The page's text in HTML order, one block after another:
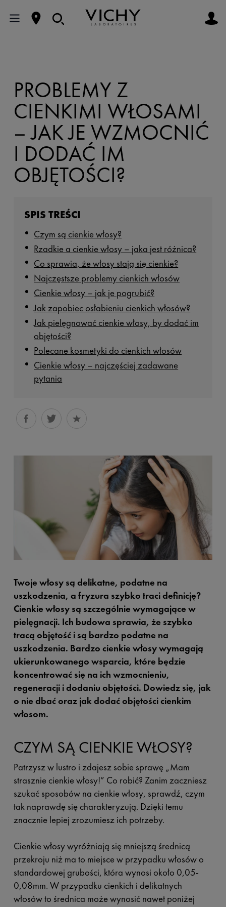
PROBLEMY Z
CIENKIMI WŁOSAMI
– JAK JE WZMOCNIĆ
I DODAĆ IM
OBJĘTOŚCI?
SPIS TREŚCI
Czym są cienkie włosy?
Rzadkie a cienkie włosy – jaka jest różnica?
Co sprawia, że włosy stają się cienkie?
Najczęstsze problemy cienkich włosów
Cienkie włosy – jak je pogrubić?
Jak zapobiec osłabieniu cienkich włosów?
Jak pielęgnować cienkie włosy, by dodać im
objętości?
Polecane kosmetyki do cienkich włosów
Cienkie włosy – najczęściej zadawane
pytania
Twoje włosy są delikatne, podatne na
uszkodzenia, a fryzura szybko traci definicję?
Cienkie włosy są szczególnie wymagające w
pielęgnacji. Ich budowa sprawia, że szybko
tracą objętość i są bardzo podatne na
uszkodzenia. Bardzo cienkie włosy wymagają
ukierunkowanego wsparcia, które będzie
koncentrować się na ich wzmocnieniu,
regeneracji i dodaniu objętości. Dowiedz się, jak
o nie dbać oraz jak dodać objętości cienkim
włosom.
CZYM SĄ CIENKIE WŁOSY?
Patrzysz w lustro i zdajesz sobie sprawę „Mam
strasznie cienkie włosy!” Co robić? Zanim zaczniesz
szukać sposobów na cienkie włosy, sprawdź, czym
tak naprawdę się charakteryzują. Dzięki temu
znacznie lepiej zrozumiesz ich potrzeby.
Cienkie włosy wyróżniają się mniejszą średnicą
przekroju niż ma to miejsce w przypadku włosów o
standardowej grubości, która wynosi około 0,05-
0,08mm. W przypadku cienkich i delikatnych
włosów to średnica może wynosić nawet poniżej